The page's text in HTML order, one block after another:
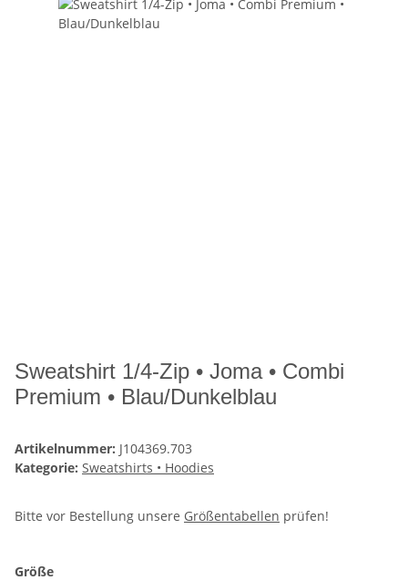
Sweatshirt 1/4-Zip • Joma • Combi
Premium • Blau/Dunkelblau
Artikelnummer: J104369.703
Kategorie: Sweatshirts • Hoodies
Bitte vor Bestellung unsere Größentabellen prüfen!
Größe